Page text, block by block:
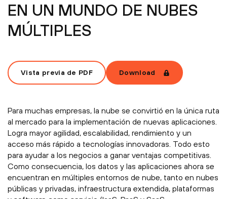
EN UN MUNDO DE NUBES
MÚLTIPLES
Vista previa de PDF Download
Para muchas empresas, la nube se convirtió en la única ruta
al mercado para la implementación de nuevas aplicaciones.
Logra mayor agilidad, escalabilidad, rendimiento y un
acceso más rápido a tecnologías innovadoras. Todo esto
para ayudar a los negocios a ganar ventajas competitivas.
Como consecuencia, los datos y las aplicaciones ahora se
encuentran en múltiples entornos de nube, tanto en nubes
públicas y privadas, infraestructura extendida, plataformas